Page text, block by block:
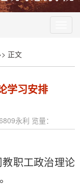
正文
学习安排
永利 览量：
职工政治理论